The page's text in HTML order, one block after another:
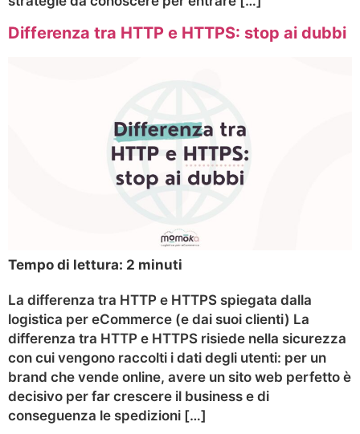
Differenza tra HTTP e HTTPS: stop ai dubbi
Tempo di lettura: 2 minuti
La differenza tra HTTP e HTTPS spiegata dalla
logistica per eCommerce (e dai suoi clienti) La
differenza tra HTTP e HTTPS risiede nella sicurezza
con cui vengono raccolti i dati degli utenti: per un
brand che vende online, avere un sito web perfetto è
decisivo per far crescere il business e di
conseguenza le spedizioni […]